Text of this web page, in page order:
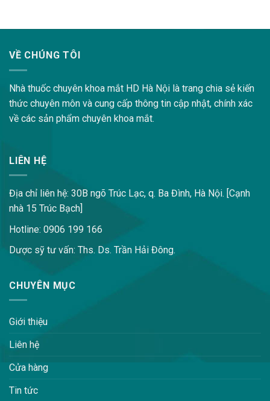
VỀ CHÚNG TÔI
Nhà thuốc chuyên khoa mắt HD Hà Nội là trang chia sẻ kiến
thức chuyên môn và cung cấp thông tin cập nhật, chính xác
về các sản phẩm chuyên khoa mắt.
LIÊN HỆ
Địa chỉ liên hệ: 30B ngõ Trúc Lạc, q. Ba Đình, Hà Nội. [Cạnh
nhà 15 Trúc Bạch]
Hotline: 0906 199 166
Dược sỹ tư vấn: Ths. Ds. Trần Hải Đông.
CHUYÊN MỤC
Giới thiệu
Liên hệ
Cửa hàng
Tin tức